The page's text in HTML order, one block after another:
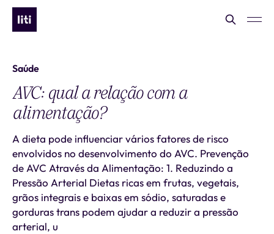
Saúde
AVC: qual a relação com a
alimentação?
A dieta pode influenciar vários fatores de risco
envolvidos no desenvolvimento do AVC. Prevenção
de AVC Através da Alimentação: 1. Reduzindo a
Pressão Arterial Dietas ricas em frutas, vegetais,
grãos integrais e baixas em sódio, saturadas e
gorduras trans podem ajudar a reduzir a pressão
arterial, u